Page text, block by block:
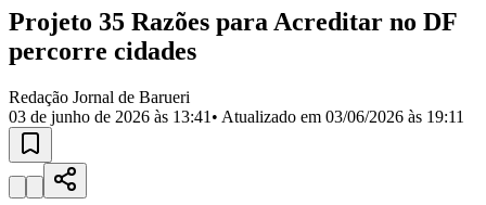
Selecione sua região Para notícias da sua região
AldeiaAldeia da SerraAldeia de Barueri
VistaCalifórniaCarapicuíba
RegiãoCotia Cruz PretaEngenho NovoFazenda
Militar
Califórnia
Esperança
JulioJardim Líbano
Projeto 35 Razões para Acreditar no DF
percorre cidades
Redação Jornal de Barueri
03 de junho de 2026 às 13:41 • Atualizado em 03/06/2026 às 19:11